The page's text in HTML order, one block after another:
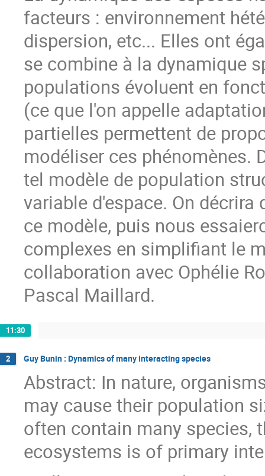
facteurs : environnement
dispersion, etc... Elles ont
se combine à la dynamique
populations évoluent en
(ce que l'on appelle
partielles permettent de
modéliser ces phénomènes.
tel modèle de population
variable d'espace. On
ce modèle, puis nous
complexes en simplifiant le
collaboration avec Ophélie
Pascal Maillard.
11:30
2 Guy Bunin : Dynamics of many interacting species
Abstract: In nature,
may cause their population
often contain many species,
ecosystems is of primary